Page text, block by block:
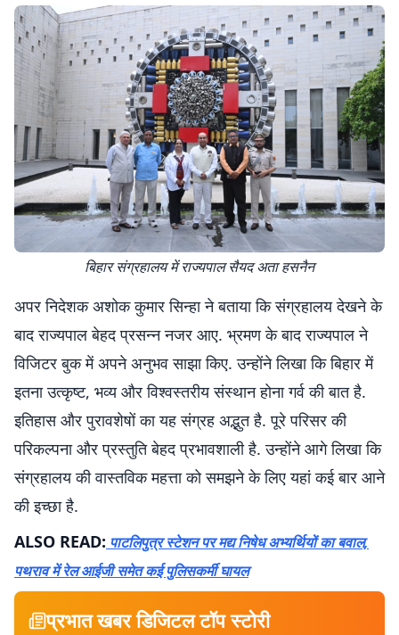
बिहार संग्रहालय में राज्यपाल सैयद अता हसनैन
अपर निदेशक अशोक कुमार सिन्हा ने बताया कि संग्रहालय देखने के
बाद राज्यपाल बेहद प्रसन्न नजर आए. भ्रमण के बाद राज्यपाल ने
विजिटर बुक में अपने अनुभव साझा किए. उन्होंने लिखा कि बिहार में
इतना उत्कृष्ट, भव्य और विश्वस्तरीय संस्थान होना गर्व की बात है.
इतिहास और पुरावशेषों का यह संग्रह अद्भुत है. पूरे परिसर की
परिकल्पना और प्रस्तुति बेहद प्रभावशाली है. उन्होंने आगे लिखा कि
संग्रहालय की वास्तविक महत्ता को समझने के लिए यहां कई बार आने
की इच्छा है.
ALSO READ: पाटलिपुत्र स्टेशन पर मद्य निषेध अभ्यर्थियों का बवाल,
पथराव में रेल आईजी समेत कई पुलिसकर्मी घायल
प्रभात खबर डिजिटल टॉप स्टोरी